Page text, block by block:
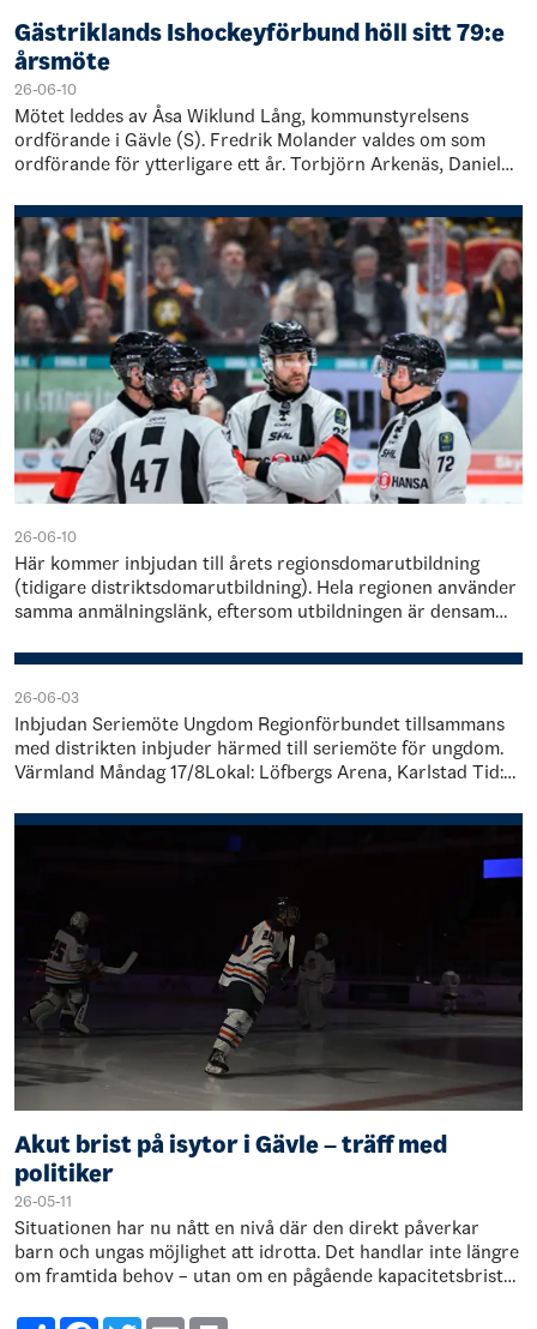
Gästriklands Ishockeyförbund höll sitt 79:e
årsmöte
26-06-10
Mötet leddes av Åsa Wiklund Lång, kommunstyrelsens
ordförande i Gävle (S). Fredrik Molander valdes om som
ordförande för ytterligare ett år. Torbjörn Arkenäs, Daniel
26-06-10
Här kommer inbjudan till årets regionsdomarutbildning
(tidigare distriktsdomarutbildning). Hela regionen använder
samma anmälningslänk, eftersom utbildningen är densamma
26-06-03
Inbjudan Seriemöte Ungdom Regionförbundet tillsammans
med distrikten inbjuder härmed till seriemöte för ungdom.
Värmland Måndag 17/8Lokal: Löfbergs Arena, Karlstad Tid:
Akut brist på isytor i Gävle – träff med
politiker
26-05-11
Situationen har nu nått en nivå där den direkt påverkar
barn och ungas möjlighet att idrotta. Det handlar inte längre
om framtida behov – utan om en pågående kapacitetsbrist